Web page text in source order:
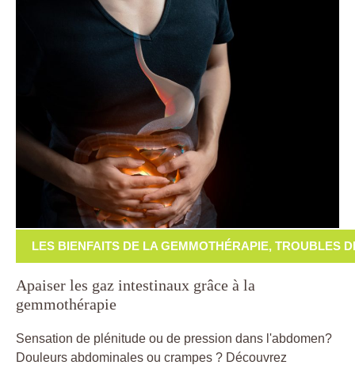
LES BIENFAITS DE LA GEMMOTHÉRAPIE, TROUBLES
Apaiser les gaz intestinaux grâce à la
gemmothérapie
Sensation de plénitude ou de pression dans l'abdomen?
Douleurs abdominales ou crampes ? Découvrez